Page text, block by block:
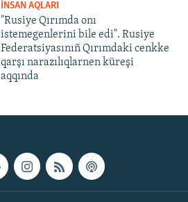
İNSAN AQLARI
"Rusiye Qırımda onı
istemegenlerini bile edi". Rusiye
Federatsiyasınıñ Qırımdaki cenkke
qarşı narazılıqlarnen küreşi
aqqında